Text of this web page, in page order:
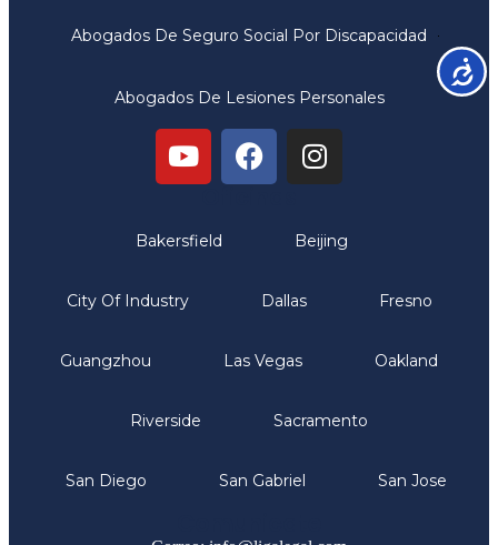
Abogados De Seguro Social Por Discapacidad
Abogados De Lesiones Personales
Bakersfield Beijing
City Of Industry Dallas Fresno
Guangzhou Las Vegas Oakland
Riverside Sacramento
San Diego San Gabriel San Jose